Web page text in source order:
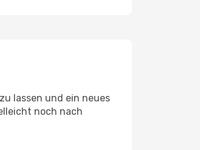
lassen und ein neues
noch nach